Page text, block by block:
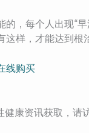
的，每个人出现“
样，才能达到根
线购买
康资讯获取，请